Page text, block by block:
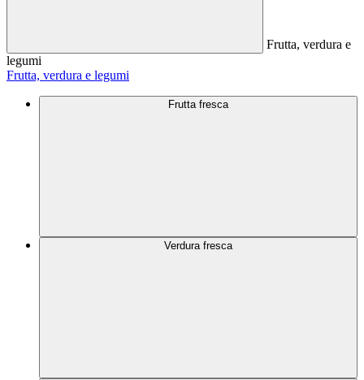
Frutta, verdura e
legumi
Frutta, verdura e legumi
Frutta fresca
Verdura fresca